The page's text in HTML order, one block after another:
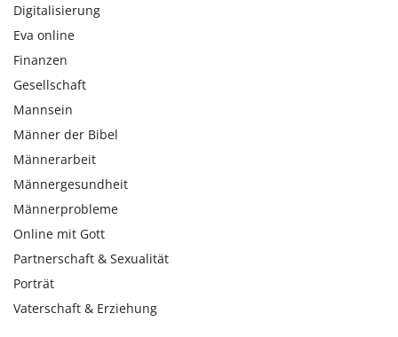
Digitalisierung
Eva online
Finanzen
Gesellschaft
Mannsein
Männer der Bibel
Männerarbeit
Männergesundheit
Männerprobleme
Online mit Gott
Partnerschaft & Sexualität
Porträt
Vaterschaft & Erziehung